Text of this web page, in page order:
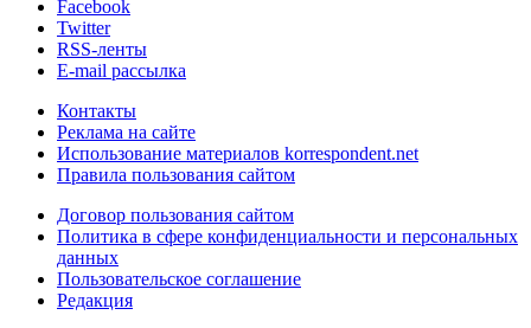
Facebook
Twitter
RSS-ленты
E-mail рассылка
Контакты
Реклама на сайте
Использование материалов korrespondent.net
Правила пользования сайтом
Договор пользования сайтом
Политика в сфере конфиденциальности и персональных
данных
Пользовательское соглашение
Редакция